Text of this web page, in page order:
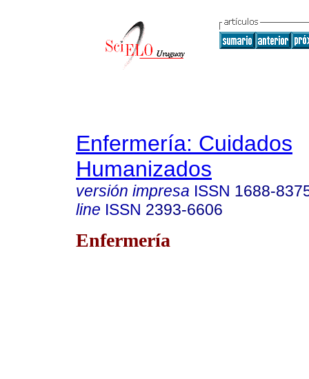
Enfermería: Cuidados
Humanizados
versión impresa ISSN 1688-
line ISSN 2393-6606
Enfermería